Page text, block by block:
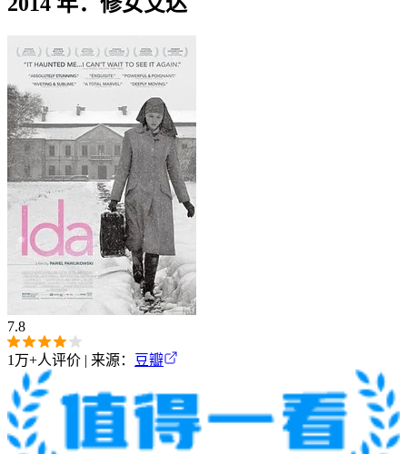
7.8
1万+人评价 | 来源： 豆瓣